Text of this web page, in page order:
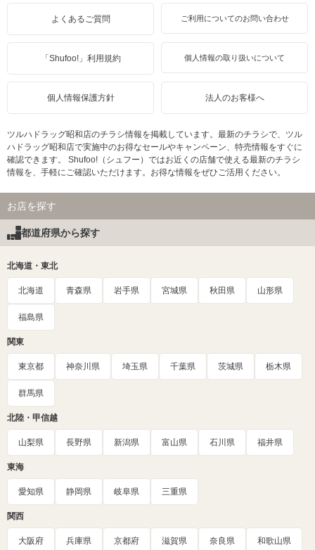
よくあるご質問 ご利用についてのお問い合わせ
「Shufoo!」利用規約 個人情報の取り扱いについて
個人情報保護方針 法人のお客様へ
ツルハドラッグ昭和店のチラシ情報を掲載しています。最新のチラシで、ツル
ハドラッグ昭和店で実施中のお得なセールやキャンペーン、特売情報をすぐに
確認できます。 Shufoo!（シュフー）ではお近くの店舗で使える最新のチラシ
情報を、手軽にご確認いただけます。お得な情報をぜひご活用ください。
お店を探す
都道府県から探す
北海道・東北
北海道 青森県 岩手県 宮城県 秋田県 山形県
福島県
関東
東京都 神奈川県 埼玉県 千葉県 茨城県 栃木県
群馬県
北陸・甲信越
山梨県 長野県 新潟県 富山県 石川県 福井県
東海
愛知県 静岡県 岐阜県 三重県
関西
大阪府 兵庫県 京都府 滋賀県 奈良県 和歌山県